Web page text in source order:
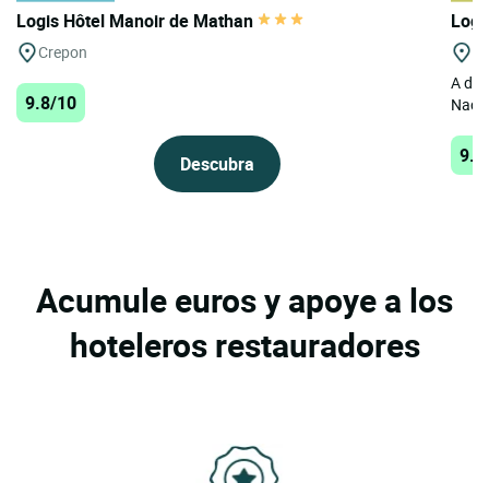
Logis Hôtel Manoir de Mathan
Crepon
9.8/10
Descubra
A
Acumule euros y apoye a los
hoteleros restauradores